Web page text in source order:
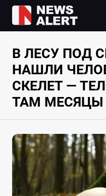
В ЛЕСУ ПОД
НАШЛИ
СКЕЛЕТ —
ТАМ МЕСЯЦЫ